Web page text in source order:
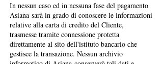
In nessun caso ed in nessuna fase del pagamento
Asiana sarà in grado di conoscere le informazioni
relative alla carta di credito del Cliente,
trasmesse tramite connessione protetta
direttamente al sito dell'istituto bancario che
gestisce la transazione. Nessun archivio